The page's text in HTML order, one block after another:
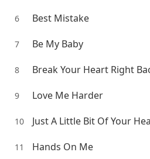
6 Best Mistake
7 Be My Baby
8 Break Your Heart Right
9 Love Me Harder
10 Just A Little Bit Of Your
11 Hands On Me